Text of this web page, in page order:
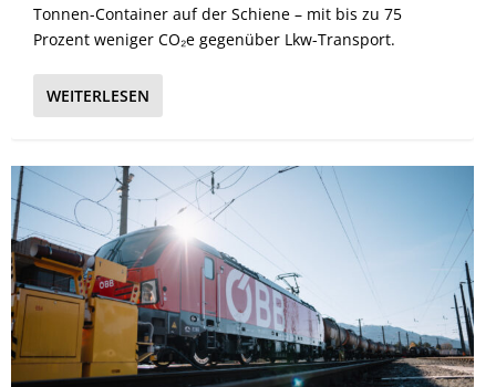
Tonnen-Container auf der Schiene – mit bis zu 75
Prozent weniger CO₂e gegenüber Lkw-Transport.
WEITERLESEN